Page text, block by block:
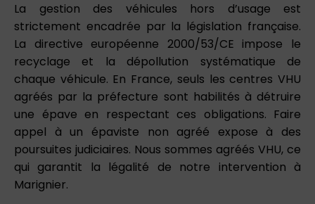
La gestion des véhicules hors d’usage est
strictement encadrée par la législation française.
La directive européenne 2000/53/CE impose le
recyclage et la dépollution systématique de
chaque véhicule. En France, seuls les centres VHU
agréés par la préfecture sont habilités à détruire
une épave en respectant ces obligations. Faire
appel à un épaviste non agréé expose à des
poursuites judiciaires. Nous sommes agréés VHU, ce
qui garantit la légalité de notre intervention à
Marignier.